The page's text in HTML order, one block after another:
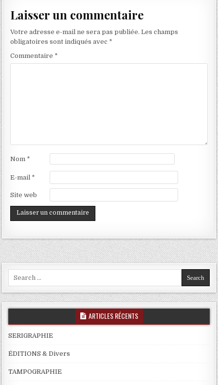
Laisser un commentaire
Votre adresse e-mail ne sera pas publiée. Les champs
obligatoires sont indiqués avec *
Commentaire *
Nom *
E-mail *
Site web
ARTICLES RÉCENTS
SERIGRAPHIE
ÉDITIONS & Divers
TAMPOGRAPHIE